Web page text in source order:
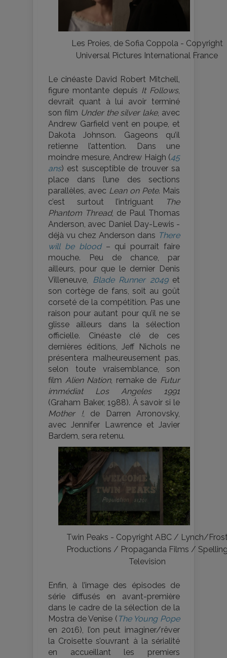
Les Proies, de Sofia Coppola - Copyright
Universal Pictures International France
Le cinéaste David Robert Mitchell,
figure montante depuis It Follows,
devrait quant à lui avoir terminé
son film Under the silver lake, avec
Andrew Garfield vent en poupe, et
Dakota Johnson. Gageons qu’il
retienne l’attention. Dans une
moindre mesure, Andrew Haigh (45
ans) est susceptible de trouver sa
place dans l’une des sections
parallèles, avec Lean on Pete. Mais
c’est surtout l’intriguant
The
Phantom Thread, de Paul Thomas
Anderson, avec Daniel Day-Lewis -
déjà vu chez Anderson dans There
will be blood– qui pourrait faire
mouche. Peu de chance, par
ailleurs, pour que le dernier Denis
Villeneuve, Blade Runner 2049et
son cortège de fans, soit au goût
corseté de la compétition. Pas une
raison pour autant pour qu’il ne se
glisse ailleurs dans la sélection
officielle. Cinéaste clé de ces
dernières éditions, Jeff Nichols ne
présentera malheureusement pas,
selon toute vraisemblance, son
film Alien Nation, remake de Futur
immédiat Los Angeles 1991
(Graham Baker, 1988). À savoir si le
Mother !, de Darren Arronovsky,
avec Jennifer Lawrence et Javier
Bardem, sera retenu.
Twin Peaks - Copyright ABC / Lynch/
Productions / Propaganda Films /
Television
Enfin, à l’image des épisodes de
série diffusés en avant-première
dans le cadre de la sélection de la
Mostra de Venise ( The Young Pope
en 2016), l’on peut imaginer/rêver
la Croisette s’ouvrant à la sérialité
en accueillant les premiers